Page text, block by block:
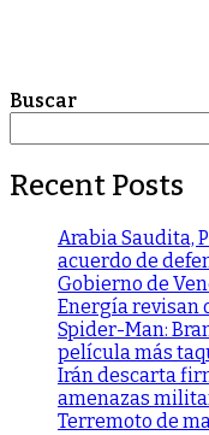
Buscar
Recent Posts
Arabia Saudita,
acuerdo de
Gobierno de
Energía revisan
Spider-Man:
película más
Irán descarta
amenazas
Terremoto de